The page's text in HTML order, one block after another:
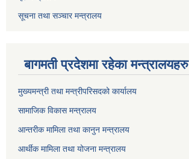
सूचना तथा सञ्चार मन्त्रालय
बागमती प्रदेशमा रहेका मन्त्रालयहरु
मुख्यमन्त्री तथा मन्त्रीपरिसदको कार्यालय
सामाजिक विकास मन्त्रालय
आन्तरीक मामिला तथा कानुन मन्त्रालय
आर्थीक मामिला तथा योजना मन्त्रालय